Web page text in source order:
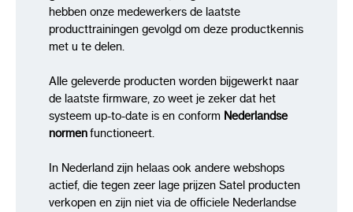
hebben onze medewerkers de laatste
producttrainingen gevolgd om deze productkennis
met u te delen.
Alle geleverde producten worden bijgewerkt naar
de laatste firmware, zo weet je zeker dat het
systeem up-to-date is en conform Nederlandse
normenfunctioneert.
In Nederland zijn helaas ook andere webshops
actief, die tegen zeer lage prijzen Satel producten
verkopen en zijn niet via de officiele Nederlandse